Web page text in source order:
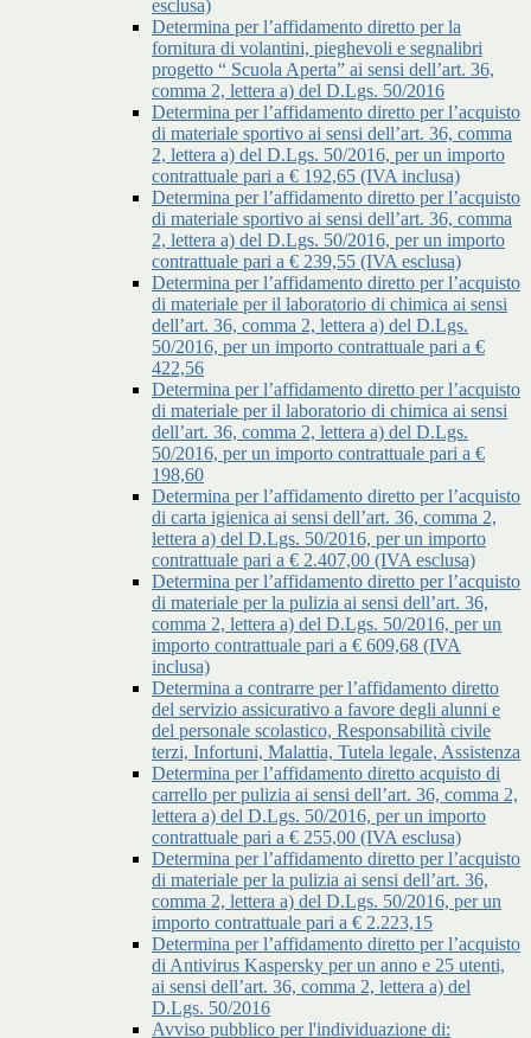
esclusa)
Determina per l’affidamento diretto per la
fornitura di volantini, pieghevoli e segnalibri
progetto “ Scuola Aperta” ai sensi dell’art. 36,
comma 2, lettera a) del D.Lgs. 50/2016
Determina per l’affidamento diretto per l’acquisto
di materiale sportivo ai sensi dell’art. 36, comma
2, lettera a) del D.Lgs. 50/2016, per un importo
contrattuale pari a € 192,65 (IVA inclusa)
Determina per l’affidamento diretto per l’acquisto
di materiale sportivo ai sensi dell’art. 36, comma
2, lettera a) del D.Lgs. 50/2016, per un importo
contrattuale pari a € 239,55 (IVA esclusa)
Determina per l’affidamento diretto per l’acquisto
di materiale per il laboratorio di chimica ai sensi
dell’art. 36, comma 2, lettera a) del D.Lgs.
50/2016, per un importo contrattuale pari a €
422,56
Determina per l’affidamento diretto per l’acquisto
di materiale per il laboratorio di chimica ai sensi
dell’art. 36, comma 2, lettera a) del D.Lgs.
50/2016, per un importo contrattuale pari a €
198,60
Determina per l’affidamento diretto per l’acquisto
di carta igienica ai sensi dell’art. 36, comma 2,
lettera a) del D.Lgs. 50/2016, per un importo
contrattuale pari a € 2.407,00 (IVA esclusa)
Determina per l’affidamento diretto per l’acquisto
di materiale per la pulizia ai sensi dell’art. 36,
comma 2, lettera a) del D.Lgs. 50/2016, per un
importo contrattuale pari a € 609,68 (IVA
inclusa)
Determina a contrarre per l’affidamento diretto
del servizio assicurativo a favore degli alunni e
del personale scolastico, Responsabilità civile
terzi, Infortuni, Malattia, Tutela legale, Assistenza
Determina per l’affidamento diretto acquisto di
carrello per pulizia ai sensi dell’art. 36, comma 2,
lettera a) del D.Lgs. 50/2016, per un importo
contrattuale pari a € 255,00 (IVA esclusa)
Determina per l’affidamento diretto per l’acquisto
di materiale per la pulizia ai sensi dell’art. 36,
comma 2, lettera a) del D.Lgs. 50/2016, per un
importo contrattuale pari a € 2.223,15
Determina per l’affidamento diretto per l’acquisto
di Antivirus Kaspersky per un anno e 25 utenti,
ai sensi dell’art. 36, comma 2, lettera a) del
D.Lgs. 50/2016
Avviso pubblico per l'individuazione di: